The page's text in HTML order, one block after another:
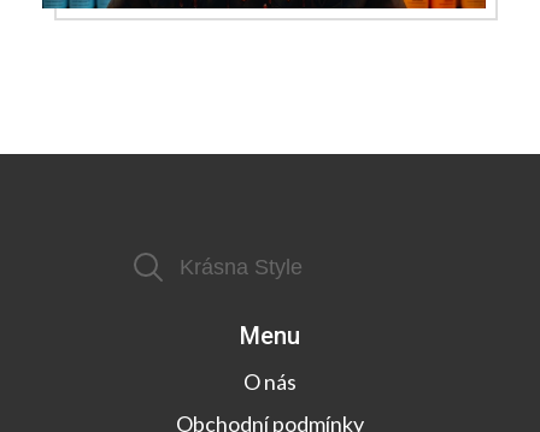
Menu
O nás
Obchodní podmínky